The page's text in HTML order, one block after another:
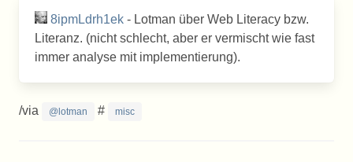
8ipmLdrh1ek - Lotman über Web Literacy bzw.
Literanz. (nicht schlecht, aber er vermischt wie fast
immer analyse mit implementierung).
/via @lotman # misc